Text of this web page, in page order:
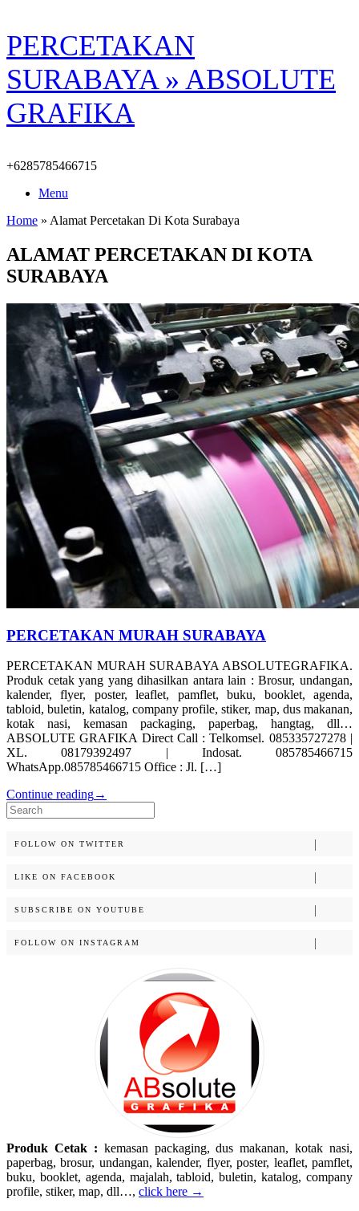
Skip
to
content
PERCETAKAN
SURABAYA » ABSOLUTE
GRAFIKA
+6285785466715
Menu
Home » Alamat Percetakan Di Kota Surabaya
ALAMAT PERCETAKAN DI KOTA
SURABAYA
PERCETAKAN MURAH SURABAYA
PERCETAKAN MURAH SURABAYA ABSOLUTEGRAFIKA.
Produk cetak yang yang dihasilkan antara lain : Brosur, undangan,
kalender, flyer, poster, leaflet, pamflet, buku, booklet, agenda,
tabloid, buletin, katalog, company profile, stiker, map, dus makanan,
kotak nasi, kemasan packaging, paperbag, hangtag, dll…
ABSOLUTE GRAFIKA Direct Call : Telkomsel. 085335727278 |
XL. 08179392497 | Indosat. 085785466715
WhatsApp.085785466715 Office : Jl. […]
Continue reading→
Search
for:
FOLLOW ON TWITTER
LIKE ON FACEBOOK
SUBSCRIBE ON YOUTUBE
FOLLOW ON INSTAGRAM
Produk Cetak : kemasan packaging, dus makanan, kotak nasi,
paperbag, brosur, undangan, kalender, flyer, poster, leaflet, pamflet,
buku, booklet, agenda, majalah, tabloid, buletin, katalog, company
profile, stiker, map, dll…, click here →